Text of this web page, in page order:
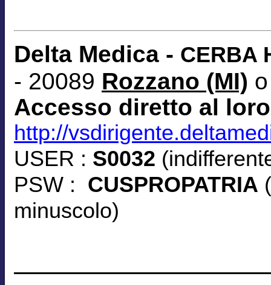
Delta Medica - CERBA
- 20089 Rozzano (MI)
Accesso diretto al
http://
USER : S0032
PSW : CUSPROPATRIA
minuscolo)